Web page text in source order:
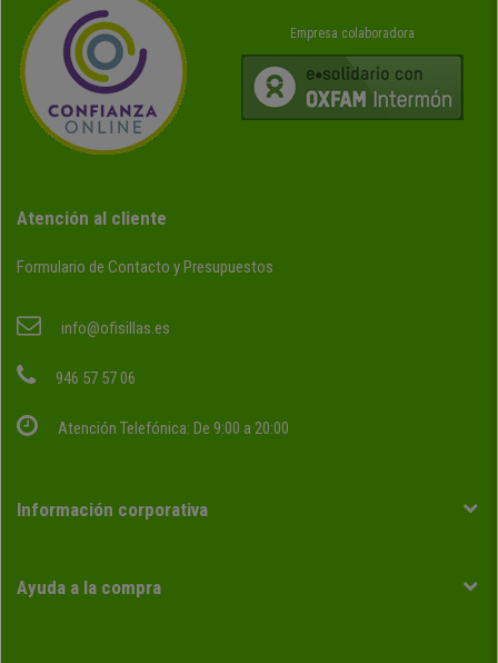
Empresa colaboradora
Atención al cliente
Formulario de Contacto y Presupuestos
info@ofisillas.es
946 57 57 06
Atención Telefónica: De 9:00 a 20:00
Información corporativa
Ayuda a la compra